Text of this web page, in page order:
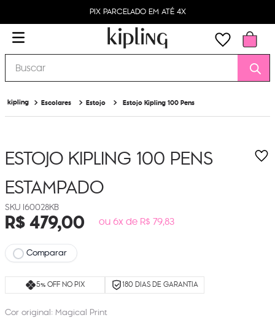
PIX PARCELADO EM ATÉ 4X
Buscar
Escolares Estojo Estojo Kipling 100 Pens
ESTOJO KIPLING 100 PENS
ESTAMPADO
I60028KB
R$479,00 ou 6x de R$ 79,83
Comparar
5% OFF NO PIX 180 DIAS DE GARANTIA
Cor original: Magical Print